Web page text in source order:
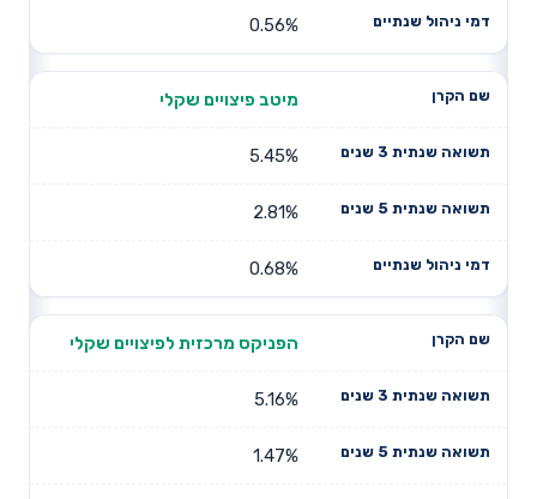
0.56%
מיטב פיצויים שקלי
5.45%
2.81%
0.68%
הפניקס מרכזית לפיצויים שקלי
5.16%
1.47%